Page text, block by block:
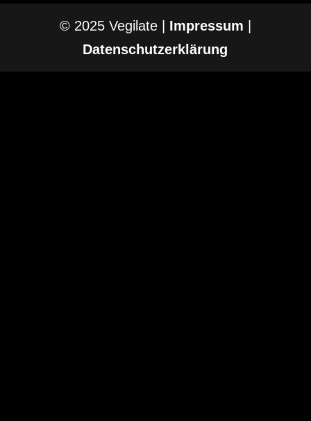
© 2025 Vegilate | Impressum
Datenschutzerklärung